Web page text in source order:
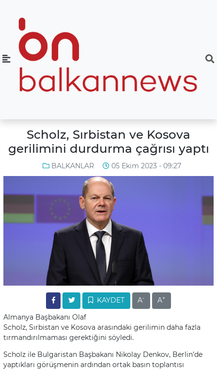
Scholz, Sırbistan ve Kosova
gerilimini durdurma çağrısı yaptı
BALKANLAR 05 Ekim 2023 - 09:27
KAYDET A- A+
Almanya Başbakanı Olaf
Scholz, Sırbistan ve Kosova arasındaki gerilimin daha fazla
tırmandırılmaması gerektiğini söyledi.
Scholz ile Bulgaristan Başbakanı Nikolay Denkov, Berlin’de
yaptıkları görüşmenin ardından ortak basın toplantısı